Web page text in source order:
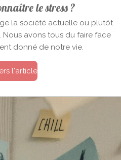
le stress ?
la société actuelle ou plutôt
avons tous du faire face
donné de notre vie.
l'article